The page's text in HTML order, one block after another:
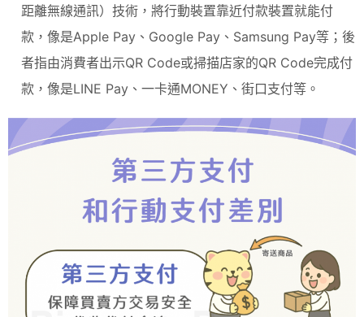
距離無線通訊）技術，將行動裝置靠近付款裝置就能付
款，像是Apple Pay、Google Pay、Samsung Pay等；後
者指由消費者出示QR Code或掃描店家的QR Code完成付
款，像是LINE Pay、一卡通MONEY、街口支付等。